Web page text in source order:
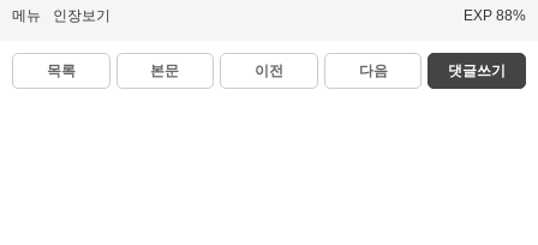
메뉴 인장보기 EXP 88%
목록 본문 이전 다음 댓글쓰기